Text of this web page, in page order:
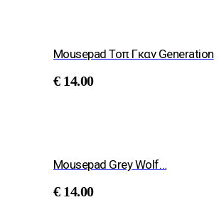
Mousepad Τοπ Γκαν Generation
€ 14.00
Mousepad Grey Wolf…
€ 14.00